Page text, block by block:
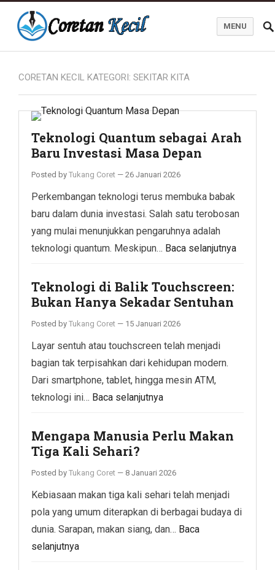
Coretan Kecil
MENU
CORETAN KECIL KATEGORI: SEKITAR KITA
Teknologi Quantum sebagai Arah
Baru Investasi Masa Depan
Posted by Tukang Coret — 26 Januari 2026
Perkembangan teknologi terus membuka babak
baru dalam dunia investasi. Salah satu terobosan
yang mulai menunjukkan pengaruhnya adalah
teknologi quantum. Meskipun… Baca selanjutnya
Teknologi di Balik Touchscreen:
Bukan Hanya Sekadar Sentuhan
Posted by Tukang Coret — 15 Januari 2026
Layar sentuh atau touchscreen telah menjadi
bagian tak terpisahkan dari kehidupan modern.
Dari smartphone, tablet, hingga mesin ATM,
teknologi ini… Baca selanjutnya
Mengapa Manusia Perlu Makan
Tiga Kali Sehari?
Posted by Tukang Coret — 8 Januari 2026
Kebiasaan makan tiga kali sehari telah menjadi
pola yang umum diterapkan di berbagai budaya di
dunia. Sarapan, makan siang, dan… Baca
selanjutnya